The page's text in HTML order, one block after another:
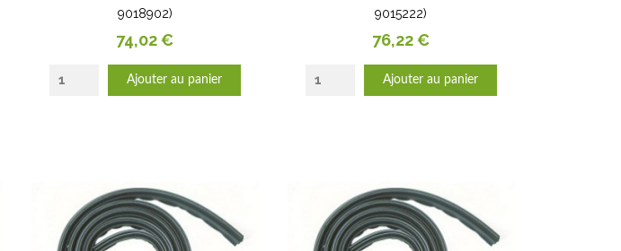
9018902)
Prix
74,02 €
Ajouter au panier
9015222)
Prix
76,22 €
Ajouter au panier